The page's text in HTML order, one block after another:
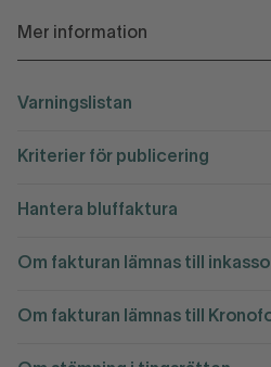
Mer information
Varningslistan
Kriterier för publicering
Hantera bluffaktura
Om fakturan lämnas till inkasso
Om fakturan lämnas till